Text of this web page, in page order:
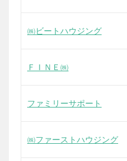
㈱ビートハウジング
ＦＩＮＥ㈱
ファミリーサポート
㈱ファーストハウジング